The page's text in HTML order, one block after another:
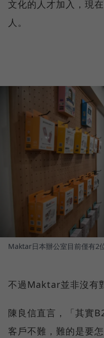
文化的人才加入，現
人。
Maktar日本辦公室目前僅有2
不過Maktar並非沒有
陳良信直言，「其實
客戶不難，難的是要